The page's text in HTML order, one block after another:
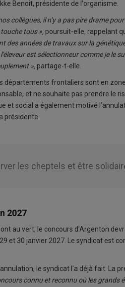
Benoit, présidente de l'organisme.
collègues, il n’y a pas pire drame
tous », poursuit-elle, rappelant
des années de travaux sur la
est sélectionneur comme je le
», partage-t-elle.
départements frontaliers sont en
et ne souhaite pas prendre le
et social a également motivé
présidente.
les cheptels et être
2027
au vert, le concours d’Argenton
et 30 janvier 2027. Le syndicat est
le syndicat l'a déjà fait. La
connu et reconnu où les grands